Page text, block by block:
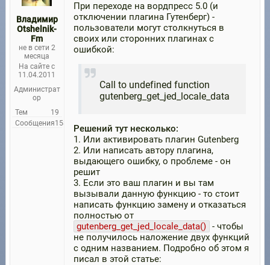
Владимир
Otshelnik-
Fm
не в сети 2
месяца
На сайте с
11.04.2011
Администрат
ор
Тем
19
Сообщения158
При переходе на вордпресс 5.0 (и
отключении плагина Гутенберг) -
пользователи могут столкнуться в
своих или сторонних плагинах с
ошибкой:
Call to undefined function
gutenberg_get_jed_locale_data
Решений тут несколько:
1. Или активировать плагин Gutenberg
2. Или написать автору плагина,
выдающего ошибку, о проблеме - он
решит
3. Если это ваш плагин и вы там
вызывали данную функцию - то стоит
написать функцию замену и отказаться
полностью от
gutenberg_get_jed_locale_data() - чтобы
не получилось наложение двух функций
с одним названием. Подробно об этом я
писал в этой статье: